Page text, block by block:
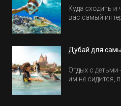
Куда сходить и
вас самый
Дубай для
Отдых с детьми
им не сидится,